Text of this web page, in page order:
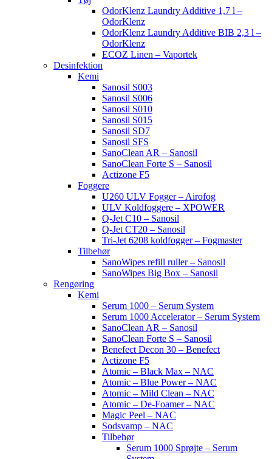
OdorKlenz Laundry Additive 1,7 l –
OdorKlenz
OdorKlenz Laundry Additive BIB 2,3 l –
OdorKlenz
ECOZ Linen – Vaportek
Desinfektion
Kemi
Sanosil S003
Sanosil S006
Sanosil S010
Sanosil S015
Sanosil SD7
Sanosil SFS
SanoClean AR – Sanosil
SanoClean Forte S – Sanosil
Actizone F5
Foggere
U260 ULV Fogger – Airofog
ULV Koldfoggere – XPOWER
Q-Jet C10 – Sanosil
Q-Jet CT20 – Sanosil
Tri-Jet 6208 koldfogger – Fogmaster
Tilbehør
SanoWipes refill ruller – Sanosil
SanoWipes Big Box – Sanosil
Rengøring
Kemi
Serum 1000 – Serum System
Serum 1000 Accelerator – Serum System
SanoClean AR – Sanosil
SanoClean Forte S – Sanosil
Benefect Decon 30 – Benefect
Actizone F5
Atomic – Black Max – NAC
Atomic – Blue Power – NAC
Atomic – Mild Clean – NAC
Atomic – De-Foamer – NAC
Magic Peel – NAC
Sodsvamp – NAC
Tilbehør
Serum 1000 Sprøjte – Serum